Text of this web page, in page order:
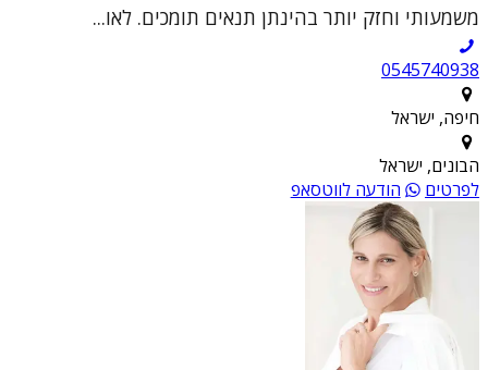
משמעותי וחזק יותר בהינתן תנאים תומכים. לאו...
0545740938
חיפה, ישראל
הבונים, ישראל
לפרטים
הודעה לווטסאפ